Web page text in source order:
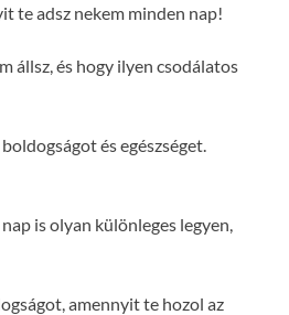
te adsz nekem minden nap!
állsz, és hogy ilyen csodálatos
és egészséget.
is olyan különleges legyen,
amennyit te hozol az